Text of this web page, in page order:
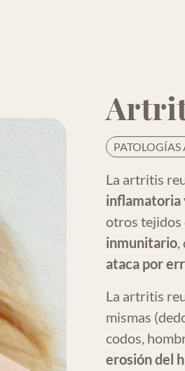
La artritis
inflamatoria
otros tejidos
inmunitario,
ataca por
La artritis
mismas
codos,
erosión del